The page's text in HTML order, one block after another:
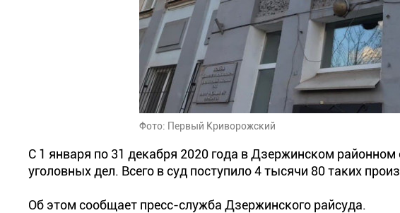
Фото: Первый Криворожский
С 1 января по 31 декабря 2020 года в Дзержинском
уголовных дел. Всего в суд поступило 4 тысячи 80 таких
Об этом сообщает пресс-служба Дзержинского райсуда.